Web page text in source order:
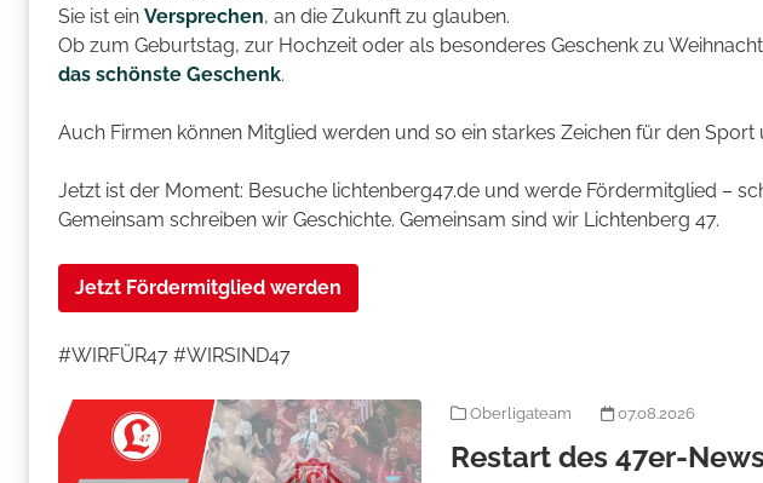
Sie ist ein Versprechen, an die Zukunft zu glauben.
Ob zum Geburtstag, zur Hochzeit oder als besonderes Geschenk zu
das schönste Geschenk.
Auch Firmen können Mitglied werden und so ein starkes Zeichen für den Sport
Jetzt ist der Moment: Besuche lichtenberg47.de und werde Fördermitglied –
Gemeinsam schreiben wir Geschichte. Gemeinsam sind wir Lichtenberg 47.
Jetzt Fördermitglied werden
#WIRFÜR47 #WIRSIND47
Oberligateam 07.08.2026
Restart des 47er-